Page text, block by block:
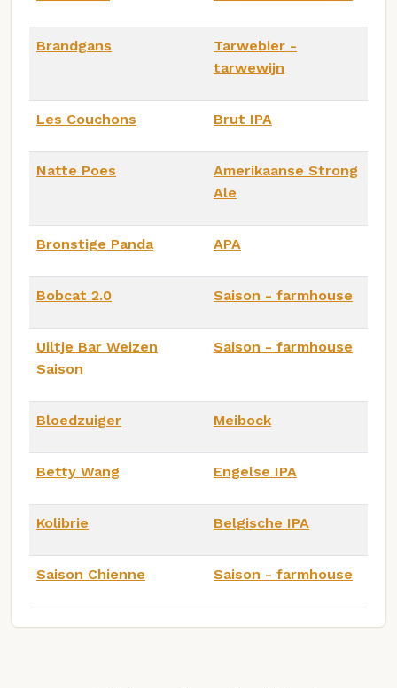
Brandgans
Tarwebier -
tarwewijn
Les Couchons Brut IPA
Natte Poes
Amerikaanse Strong
Ale
Bronstige Panda APA
Bobcat 2.0 Saison - farmhouse
Uiltje Bar Weizen
Saison
Saison - farmhouse
Bloedzuiger Meibock
Betty Wang Engelse IPA
Kolibrie Belgische IPA
Saison Chienne Saison - farmhouse